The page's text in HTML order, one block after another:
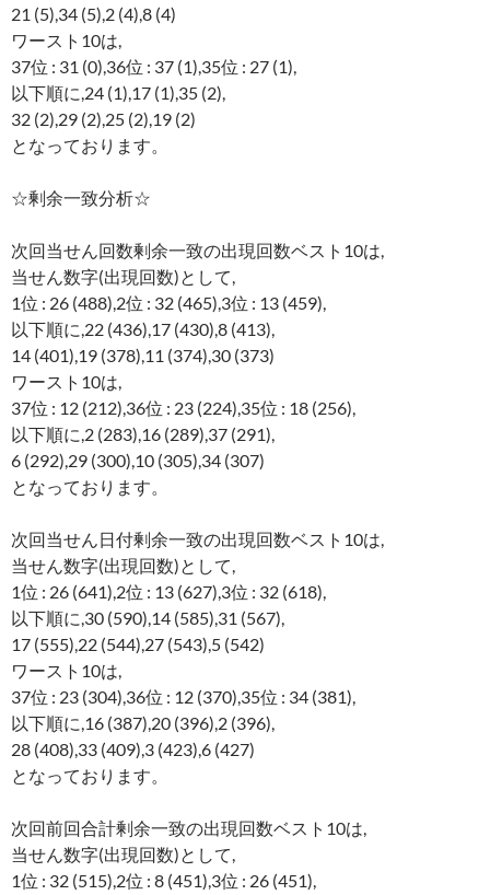
21 (5),34 (5),2 (4),8 (4)
ワースト10は,
37位 : 31 (0),36位 : 37 (1),35位 : 27 (1),
以下順に,24 (1),17 (1),35 (2),
32 (2),29 (2),25 (2),19 (2)
となっております。
☆剰余一致分析☆
次回当せん回数剰余一致の出現回数ベスト10は,
当せん数字(出現回数)として,
1位 : 26 (488),2位 : 32 (465),3位 : 13 (459),
以下順に,22 (436),17 (430),8 (413),
14 (401),19 (378),11 (374),30 (373)
ワースト10は,
37位 : 12 (212),36位 : 23 (224),35位 : 18 (256),
以下順に,2 (283),16 (289),37 (291),
6 (292),29 (300),10 (305),34 (307)
となっております。
次回当せん日付剰余一致の出現回数ベスト10は,
当せん数字(出現回数)として,
1位 : 26 (641),2位 : 13 (627),3位 : 32 (618),
以下順に,30 (590),14 (585),31 (567),
17 (555),22 (544),27 (543),5 (542)
ワースト10は,
37位 : 23 (304),36位 : 12 (370),35位 : 34 (381),
以下順に,16 (387),20 (396),2 (396),
28 (408),33 (409),3 (423),6 (427)
となっております。
次回前回合計剰余一致の出現回数ベスト10は,
当せん数字(出現回数)として,
1位 : 32 (515),2位 : 8 (451),3位 : 26 (451),